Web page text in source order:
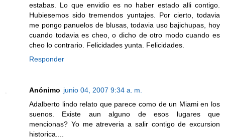
estabas. Lo que envidio es no haber estado alli contigo.
Hubiesemos sido tremendos yuntajes. Por cierto, todavia
me pongo panuelos de blusas, todavia uso bajichupas, hoy
cuando todavia es cheo, o dicho de otro modo cuando es
cheo lo contrario. Felicidades yunta. Felicidades.
Responder
Anónimo junio 04, 2007 9:34 a. m.
Adalberto lindo relato que parece como de un Miami en los
suenos. Existe aun alguno de esos lugares que
mencionas? Yo me atreveria a salir contigo de excursion
historica....